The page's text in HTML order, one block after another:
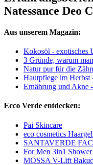
Natessance Deo
Aus unserem Magazin:
Kokosöl - exotisches
3 Gründe, warum
Natur pur für die
Hautpflege im Herbst
Ernährung und Akne
Ecco Verde entdecken:
Pai Skincare
eco cosmetics
SANTAVERDE
For Men 3in1
MOSSA V-Lift